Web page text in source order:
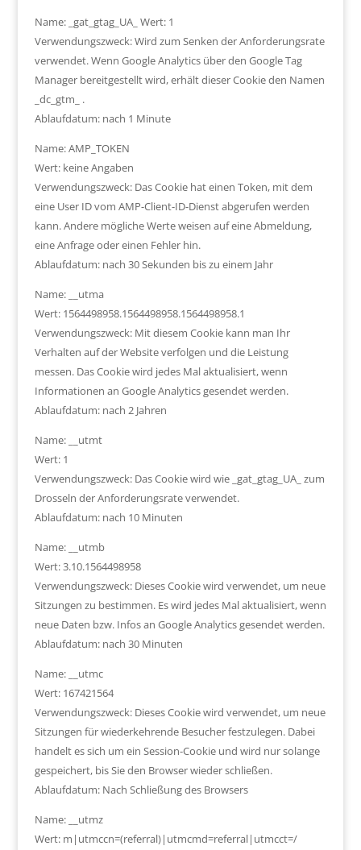
Name: _gat_gtag_UA_ Wert: 1
Verwendungszweck: Wird zum Senken der Anforderungsrate
verwendet. Wenn Google Analytics über den Google Tag
Manager bereitgestellt wird, erhält dieser Cookie den Namen
_dc_gtm_ .
Ablaufdatum: nach 1 Minute
Name: AMP_TOKEN
Wert: keine Angaben
Verwendungszweck: Das Cookie hat einen Token, mit dem
eine User ID vom AMP-Client-ID-Dienst abgerufen werden
kann. Andere mögliche Werte weisen auf eine Abmeldung,
eine Anfrage oder einen Fehler hin.
Ablaufdatum: nach 30 Sekunden bis zu einem Jahr
Name: __utma
Wert: 1564498958.1564498958.1564498958.1
Verwendungszweck: Mit diesem Cookie kann man Ihr
Verhalten auf der Website verfolgen und die Leistung
messen. Das Cookie wird jedes Mal aktualisiert, wenn
Informationen an Google Analytics gesendet werden.
Ablaufdatum: nach 2 Jahren
Name: __utmt
Wert: 1
Verwendungszweck: Das Cookie wird wie _gat_gtag_UA_ zum
Drosseln der Anforderungsrate verwendet.
Ablaufdatum: nach 10 Minuten
Name: __utmb
Wert: 3.10.1564498958
Verwendungszweck: Dieses Cookie wird verwendet, um neue
Sitzungen zu bestimmen. Es wird jedes Mal aktualisiert, wenn
neue Daten bzw. Infos an Google Analytics gesendet werden.
Ablaufdatum: nach 30 Minuten
Name: __utmc
Wert: 167421564
Verwendungszweck: Dieses Cookie wird verwendet, um neue
Sitzungen für wiederkehrende Besucher festzulegen. Dabei
handelt es sich um ein Session-Cookie und wird nur solange
gespeichert, bis Sie den Browser wieder schließen.
Ablaufdatum: Nach Schließung des Browsers
Name: __utmz
Wert: m|utmccn=(referral)|utmcmd=referral|utmcct=/